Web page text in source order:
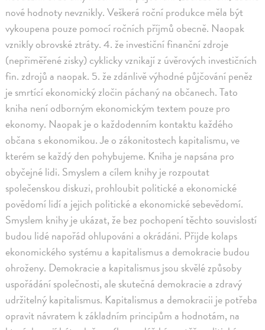
nové hodnoty nevznikly. Veškerá roční produkce měla být
vykoupena pouze pomocí ročních příjmů obecně. Naopak
vznikly obrovské ztráty. 4. že investiční finanční zdroje
(nepřiměřené zisky) cyklicky vznikají z úvěrových investičních
fin. zdrojů a naopak. 5. že zdánlivě výhodné půjčování peněz
je smrtící ekonomický zločin páchaný na občanech. Tato
kniha není odborným ekonomickým textem pouze pro
ekonomy. Naopak je o každodenním kontaktu každého
občana s ekonomikou. Je o zákonitostech kapitalismu, ve
kterém se každý den pohybujeme. Kniha je napsána pro
obyčejné lidi. Smyslem a cílem knihy je rozpoutat
společenskou diskuzi, prohloubit politické a ekonomické
povědomí lidí a jejich politické a ekonomické sebevědomí.
Smyslem knihy je ukázat, že bez pochopení těchto souvislostí
budou lidé napořád ohlupováni a okrádáni. Přijde kolaps
ekonomického systému a kapitalismus a demokracie budou
ohroženy. Demokracie a kapitalismus jsou skvělé způsoby
uspořádání společnosti, ale skutečná demokracie a zdravý
udržitelný kapitalismus. Kapitalismus a demokracii je potřeba
opravit návratem k základním principům a hodnotám, na